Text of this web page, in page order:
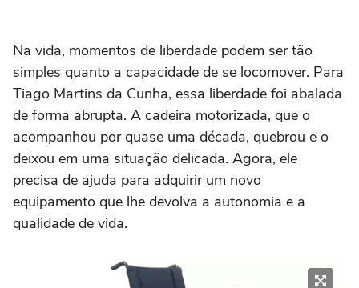
Na vida, momentos de liberdade podem ser tão
simples quanto a capacidade de se locomover. Para
Tiago Martins da Cunha, essa liberdade foi abalada
de forma abrupta. A cadeira motorizada, que o
acompanhou por quase uma década, quebrou e o
deixou em uma situação delicada. Agora, ele
precisa de ajuda para adquirir um novo
equipamento que lhe devolva a autonomia e a
qualidade de vida.